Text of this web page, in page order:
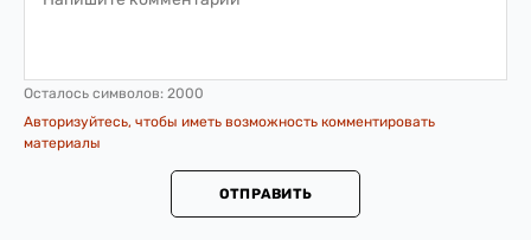
Осталось символов: 2000
Авторизуйтесь, чтобы иметь возможность комментировать
материалы
ОТПРАВИТЬ